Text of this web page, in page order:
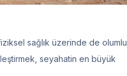
sağlık üzerinde de olumlu
seyahatin en büyük